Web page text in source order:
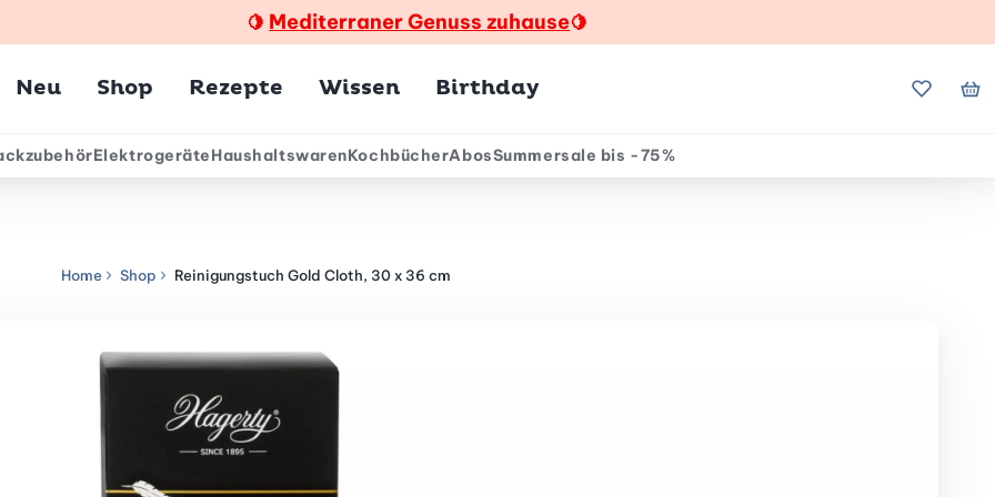
🍋 Mediterraner Genuss zuhause🍋
Neu Shop Rezepte Wissen Birthday Meine
ElektrogeräteHaushaltswarenKochbücherAbosSummersale bis -75%
Home Shop Reinigungstuch Gold Cloth, 30 x 36 cm